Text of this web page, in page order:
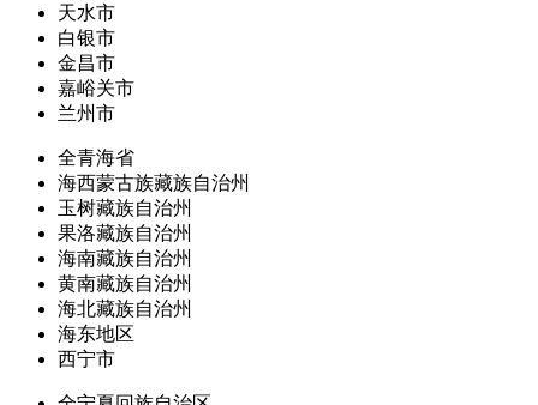
天水市
白银市
金昌市
嘉峪关市
兰州市
全青海省
海西蒙古族藏族自治州
玉树藏族自治州
果洛藏族自治州
海南藏族自治州
黄南藏族自治州
海北藏族自治州
海东地区
西宁市